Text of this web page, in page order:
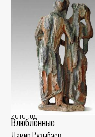
Играющий ангел
Дамир Рузыбаев
Шамот, глазурь, масло (28x7) -
2010 год
Влюбленные